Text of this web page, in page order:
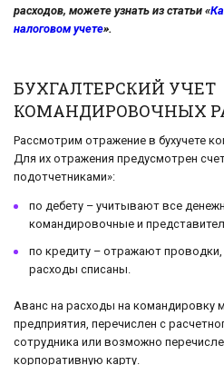
расходов, можете узнать из статьи «
налоговом учете».
БУХГАЛТЕРСКИЙ УЧЕТ
КОМАНДИРОВОЧНЫХ
Рассмотрим отражение в бухучете
Для их отражения предусмотрен
подотчетниками»:
по дебету – учитывают все
командировочные и
по кредиту – отражают
расходы списаны.
Аванс на расходы на командировку
предприятия, перечислен с
сотрудника или возможно
корпоративную карту.